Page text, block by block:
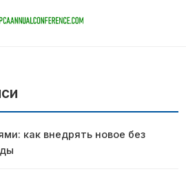
как внедрять новое без